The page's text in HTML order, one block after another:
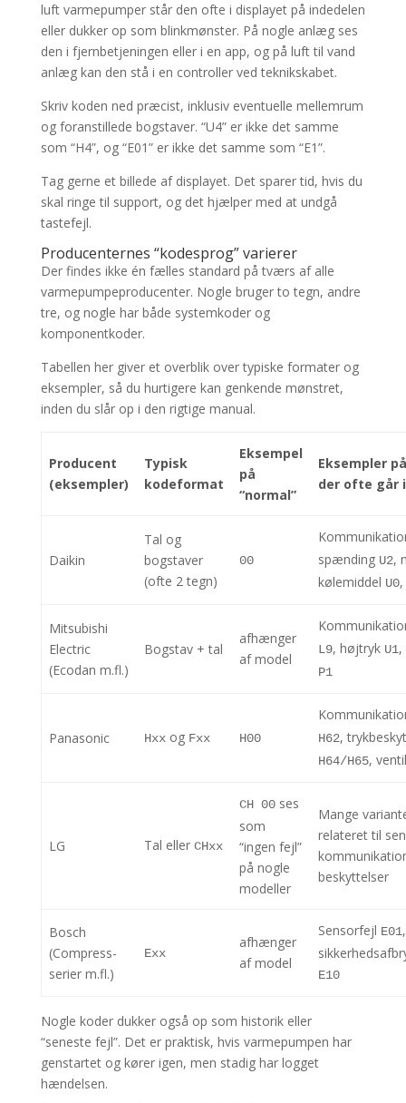
luft varmepumper står den ofte i displayet på indedelen
eller dukker op som blinkmønster. På nogle anlæg ses
den i fjernbetjeningen eller i en app, og på luft til vand
anlæg kan den stå i en controller ved teknikskabet.
Skriv koden ned præcist, inklusiv eventuelle mellemrum
og foranstillede bogstaver. “U4” er ikke det samme
som “H4”, og “E01” er ikke det samme som “E1”.
Tag gerne et billede af displayet. Det sparer tid, hvis du
skal ringe til support, og det hjælper med at undgå
tastefejl.
Producenternes “kodesprog” varierer
Der findes ikke én fælles standard på tværs af alle
varmepumpeproducenter. Nogle bruger to tegn, andre
tre, og nogle har både systemkoder og
komponentkoder.
Tabellen her giver et overblik over typiske formater og
eksempler, så du hurtigere kan genkende mønstret,
inden du slår op i den rigtige manual.
Producent
(eksempler)
Typisk
kodeformat
Eksempel
på
“normal”
Eksempler
der ofte går
Daikin
Tal og
bogstaver
(ofte 2 tegn)
00
spænding U2,
kølemiddel U0
Mitsubishi
Electric
(Ecodan m.fl.)
Bogstav + tal
afhænger
af model
L9, højtryk U1
P1
Panasonic Hxx og Fxx H00 H62,
H64/H65,
LG Tal eller CHxx
CH 00 ses
som
“ingen fejl”
på nogle
modeller
Mange
relateret til
beskyttelser
Bosch
(Compress-
serier m.fl.)
Exx
afhænger
af model
Sensorfejl E01,
E10
Nogle koder dukker også op som historik eller
“seneste fejl”. Det er praktisk, hvis varmepumpen har
genstartet og kører igen, men stadig har logget
hændelsen.